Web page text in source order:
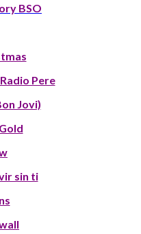
BSO
Pere
Jovi)
sin ti